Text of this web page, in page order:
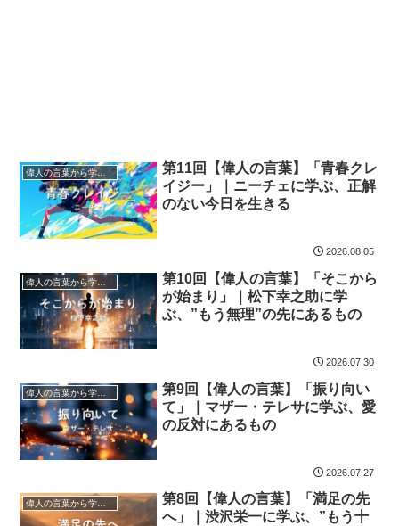
偉人の言葉から学ぼう
第11回【偉人の言葉】「青春クレ
イジー」｜ニーチェに学ぶ、正解
のない今日を生きる
2026.08.05
偉人の言葉から学ぼう
第10回【偉人の言葉】「そこから
が始まり」｜松下幸之助に学
ぶ、”もう無理”の先にあるもの
2026.07.30
偉人の言葉から学ぼう
第9回【偉人の言葉】「振り向い
て」｜マザー・テレサに学ぶ、愛
の反対にあるもの
2026.07.27
偉人の言葉から学ぼう
第8回【偉人の言葉】「満足の先
へ」｜渋沢栄一に学ぶ、”もう十